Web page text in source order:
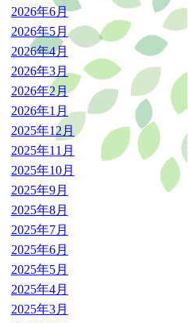
2026年6月
2026年5月
2026年4月
2026年3月
2026年2月
2026年1月
2025年12月
2025年11月
2025年10月
2025年9月
2025年8月
2025年7月
2025年6月
2025年5月
2025年4月
2025年3月